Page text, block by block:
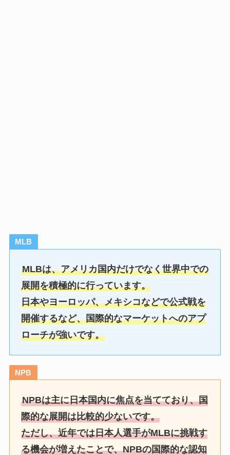
MLB
MLBは、アメリカ国内だけでなく世界中での
展開を積極的に行っています。
日本やヨーロッパ、メキシコなどで公式戦を
開催するなど、国際的なマーケットへのアプ
ローチが強いです。
NPB
NPBは主に日本国内に焦点を当てており、国
際的な展開は比較的少ないです。
ただし、近年では日本人選手がMLBに挑戦す
る機会が増えたことで、NPBの国際的な認知